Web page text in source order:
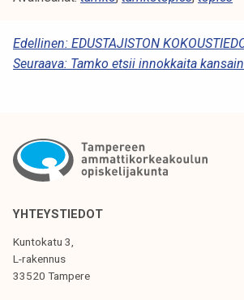
A
R
K
K
E
L
I
E
Edellinen: EDUSTAJISTON
Seuraava: Tamko etsii innokkaita
YHTEYSTIEDOT
Kuntokatu 3,
L-rakennus
33520 Tampere